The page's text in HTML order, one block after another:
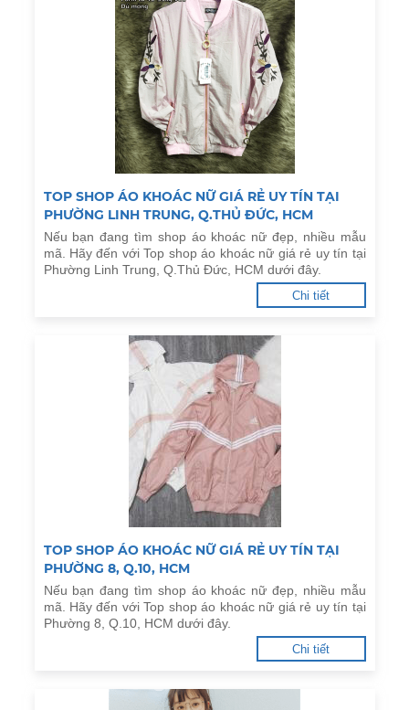
TOP SHOP ÁO KHOÁC NỮ GIÁ RẺ UY TÍN TẠI
PHƯỜNG LINH TRUNG, Q.THỦ ĐỨC, HCM
Nếu bạn đang tìm shop áo khoác nữ đẹp, nhiều mẫu
mã. Hãy đến với Top shop áo khoác nữ giá rẻ uy tín tại
Phường Linh Trung, Q.Thủ Đức, HCM dưới đây.
Chi tiết
TOP SHOP ÁO KHOÁC NỮ GIÁ RẺ UY TÍN TẠI
PHƯỜNG 8, Q.10, HCM
Nếu bạn đang tìm shop áo khoác nữ đẹp, nhiều mẫu
mã. Hãy đến với Top shop áo khoác nữ giá rẻ uy tín tại
Phường 8, Q.10, HCM dưới đây.
Chi tiết